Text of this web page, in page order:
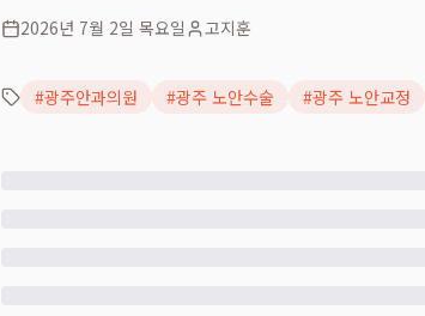
2026년 7월 2일 목요일 고지훈
#광주안과의원 #광주 노안수술 #광주 노안교정